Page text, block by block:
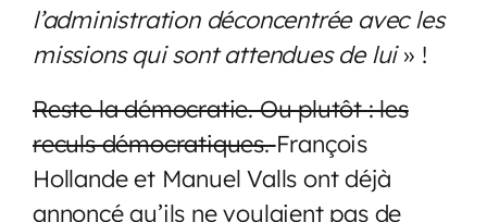
l’administration déconcentrée avec les
missions qui sont attendues de lui» !
Reste la démocratie. Ou plutôt : les
reculs démocratiques.François
Hollande et Manuel Valls ont déjà
annoncé qu’ils ne voulaient pas de